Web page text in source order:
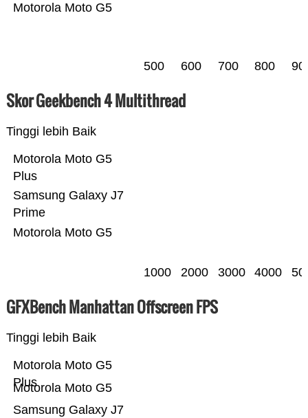
Motorola Moto G5
500 600 700 800
Skor Geekbench 4 Multithread
Tinggi lebih Baik
Motorola Moto G5
Samsung Galaxy J7
Prime
Motorola Moto G5
Plus
1000 2000 3000 4000
GFXBench Manhattan Offscreen FPS
Tinggi lebih Baik
Samsung Galaxy J7
Motorola Moto G5
Motorola Moto G5
Plus